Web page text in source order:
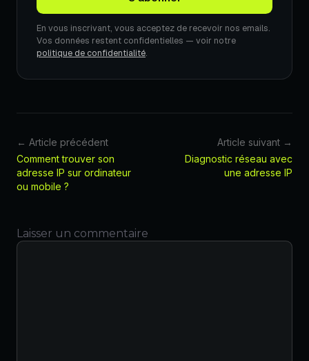
En vous inscrivant, vous acceptez de recevoir nos emails.
Vos données restent confidentielles — voir notre
politique de confidentialité.
← Article précédent
Comment trouver son
adresse IP sur ordinateur
ou mobile ?
Article suivant →
Diagnostic réseau avec
une adresse IP
Laisser un commentaire
Commentaire